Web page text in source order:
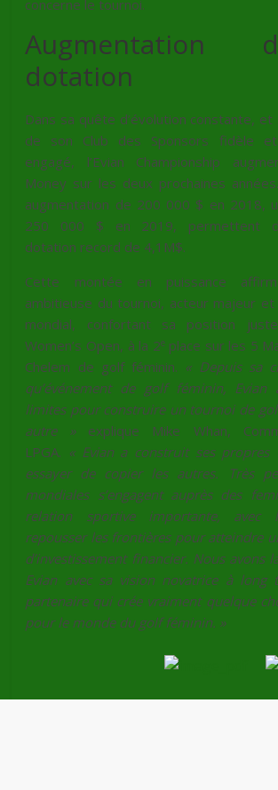
concerne le tournoi.
dotation
Dans sa quête d’évolution constante, et
de son Club des Sponsors fidèle
engagé, l’Evian Championship
Money sur les deux prochaines
augmentation de 200 000 $ en 2018,
250 000 $ en 2019, permettent
dotation record de 4,1M$.
Cette montée en puissance
ambitieuse du tournoi, acteur majeur
mondial, confortant sa position
Women’s Open, à la 2eplace sur les 5
Chelem de golf féminin. « Depuis sa
qu’événement de golf féminin, Evian
limites pour construire un tournoi de
autre »explique Mike Whan,
LPGA. « Evian a construit ses propres
essayer de copier les autres. Très
mondiales s’engagent auprès des
relation sportive importante,
repousser les frontières pour atteindre
d’investissement financier. Nous avons
Evian avec sa vision novatrice à long
partenaire qui crée vraiment quelque
pour le monde du golf féminin. »